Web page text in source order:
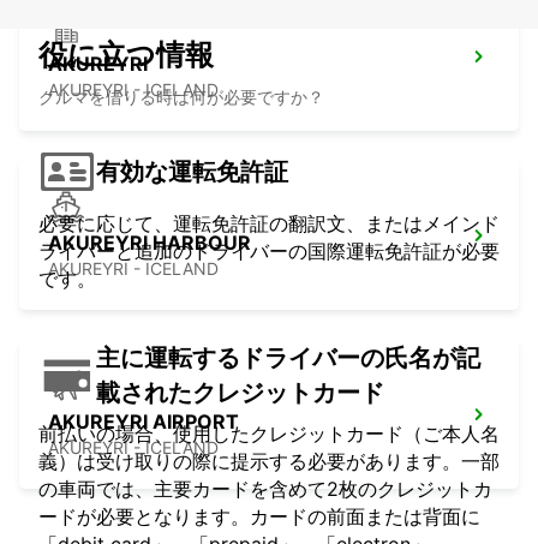
AKUREYRI
AKUREYRI - ICELAND
AKUREYRI HARBOUR
AKUREYRI - ICELAND
AKUREYRI AIRPORT
AKUREYRI - ICELAND
役に立つ情報
クルマを借りる時は何が必要ですか？
有効な運転免許証
必要に応じて、運転免許証の翻訳文、またはメインド
ライバーと追加のドライバーの国際運転免許証が必要
です。
主に運転するドライバーの氏名が記
載されたクレジットカード
前払いの場合、使用したクレジットカード（ご本人名
義）は受け取りの際に提示する必要があります。一部
の車両では、主要カードを含めて2枚のクレジットカ
ードが必要となります。カードの前面または背面に